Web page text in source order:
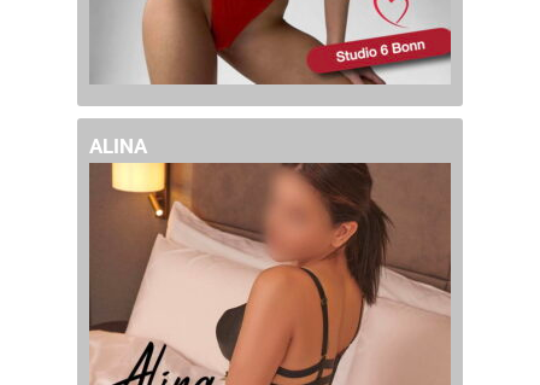
ALINA